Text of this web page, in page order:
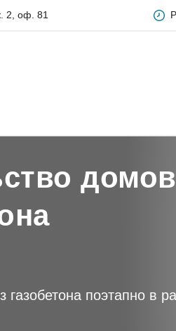
2, оф. 81
домов
поэтапно в